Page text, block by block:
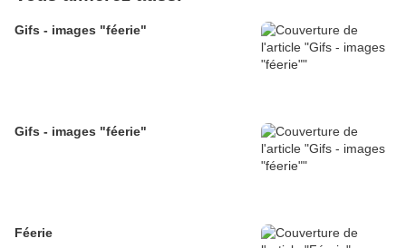
Gifs - images "féerie"
Gifs - images "féerie"
Féerie